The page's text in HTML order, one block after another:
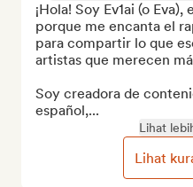
¡Hola! Soy Ev1ai (o
porque me encanta el
para compartir lo que
artistas que merecen
Soy creadora de
español,...
Lihat
Lihat